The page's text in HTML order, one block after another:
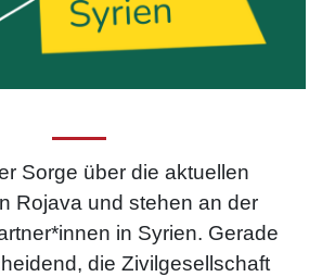
Sorge über die aktuellen
Rojava und stehen an der
in Syrien. Gerade
die Zivilgesellschaft